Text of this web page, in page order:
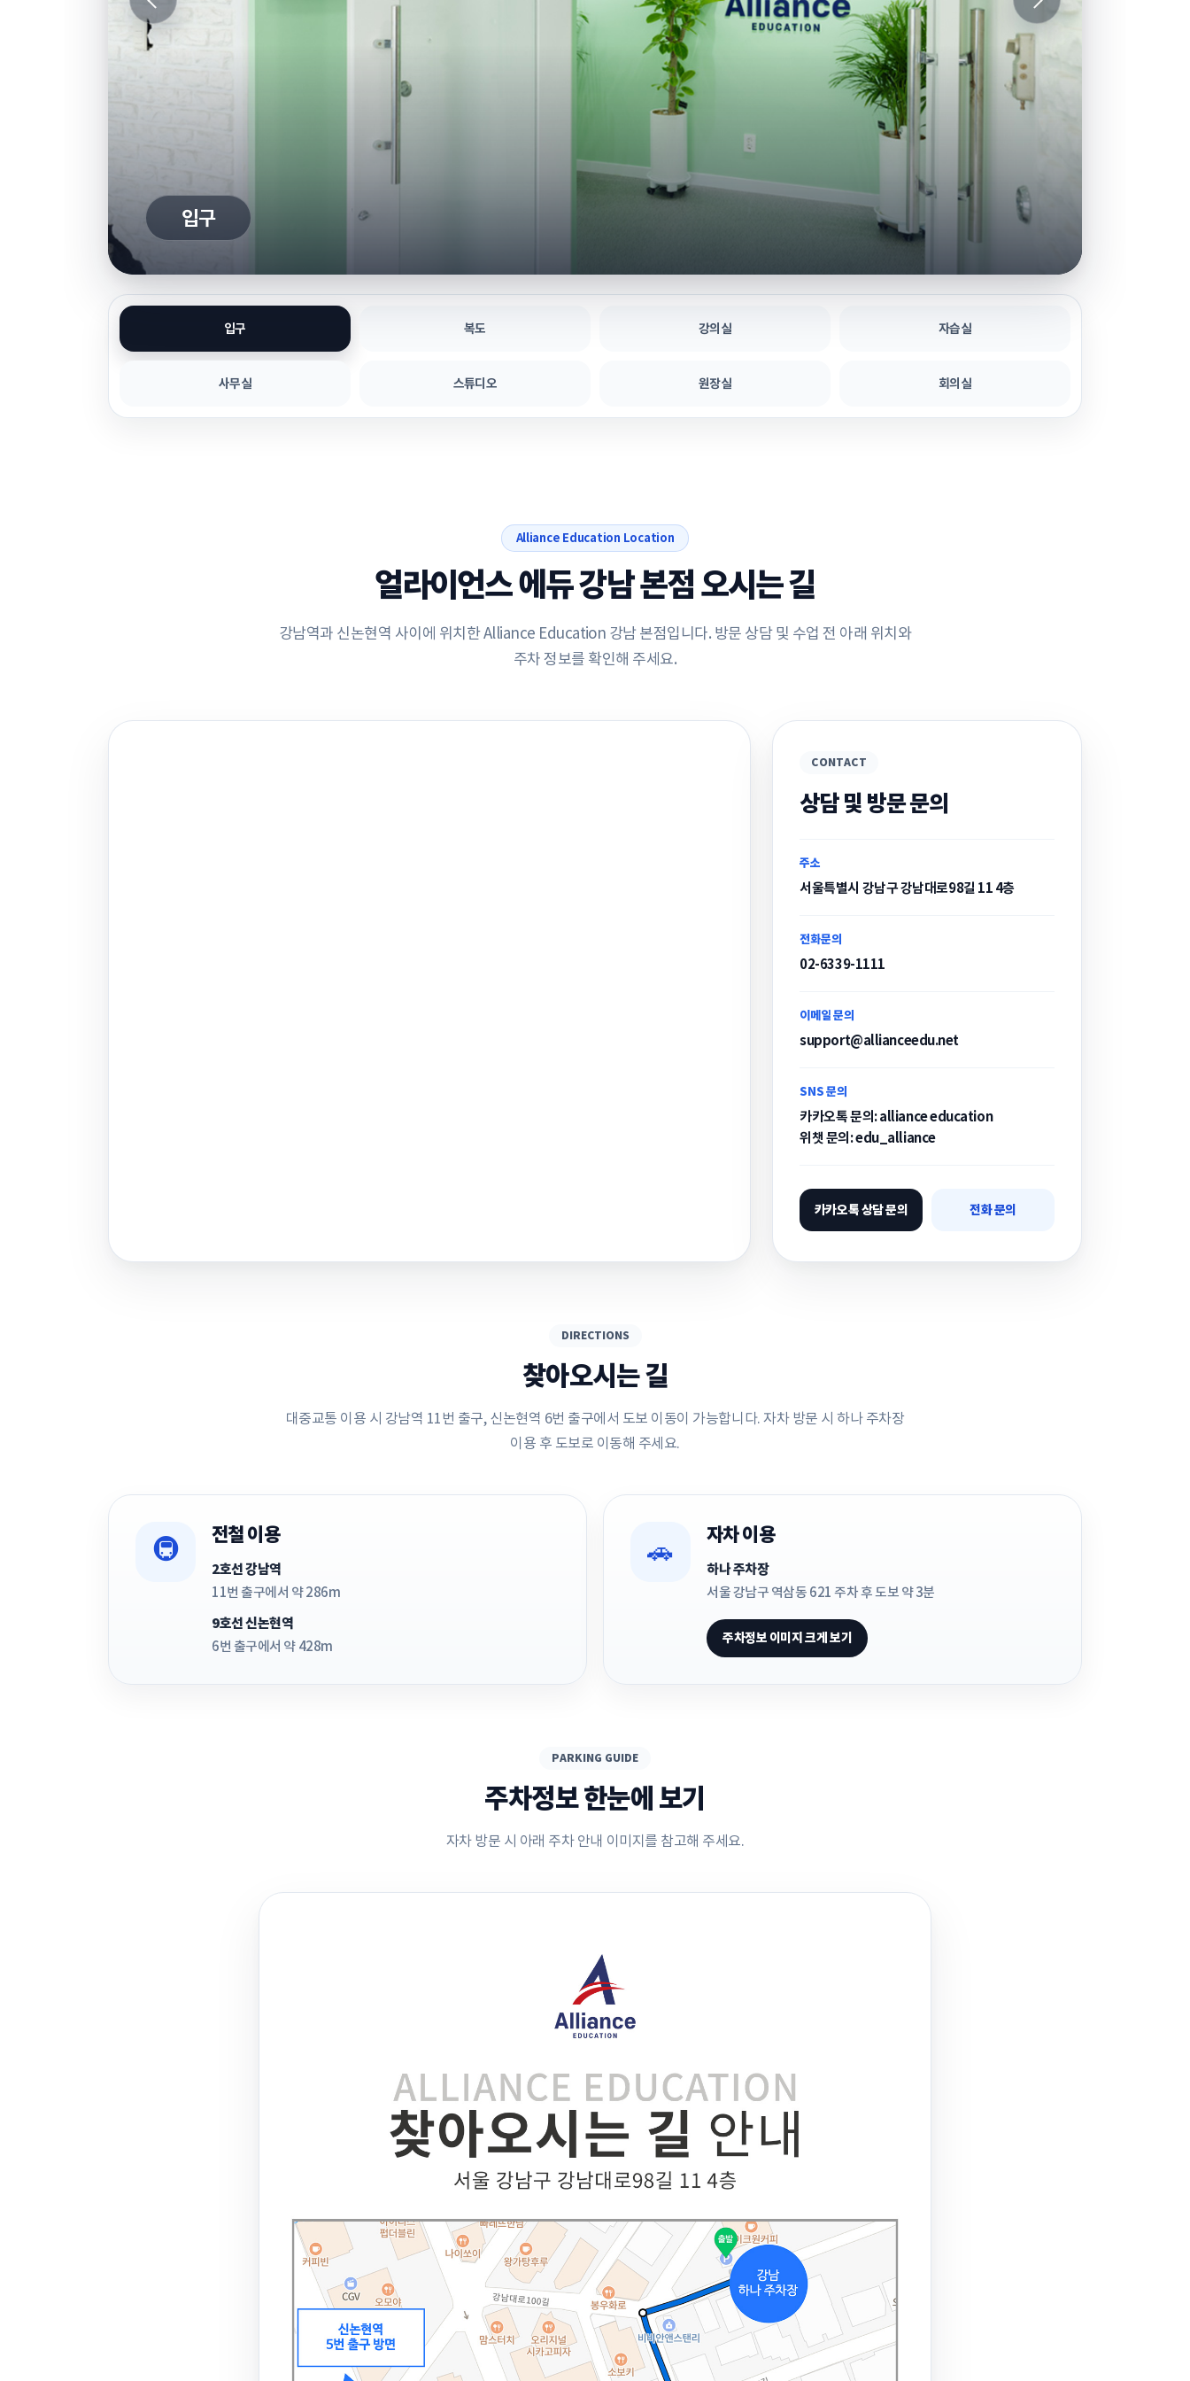
입구
입구 복도 강의실 자습실
사무실 스튜디오 원장실 회의실
Alliance Education Location
얼라이언스 에듀 강남 본점 오시는 길
강남역과 신논현역 사이에 위치한 Alliance Education 강남 본점입니다. 방문 상담 및 수업 전 아래 위치와
주차 정보를 확인해 주세요.
CONTACT
상담 및 방문 문의
주소
서울특별시 강남구 강남대로98길 11 4층
전화문의
02-6339-1111
이메일 문의
support@allianceedu.net
SNS 문의
카카오톡 문의: alliance education
위챗 문의: edu_alliance
카카오톡 상담 문의 전화 문의
DIRECTIONS
찾아오시는 길
대중교통 이용 시 강남역 11번 출구, 신논현역 6번 출구에서 도보 이동이 가능합니다. 자차 방문 시 하나 주차장
이용 후 도보로 이동해 주세요.
🚇 전철 이용
2호선 강남역
11번 출구에서 약 286m
9호선 신논현역
6번 출구에서 약 428m
🚗
자차 이용
하나 주차장
서울 강남구 역삼동 621 주차 후 도보 약 3분
주차정보 이미지 크게 보기
PARKING GUIDE
주차정보 한눈에 보기
자차 방문 시 아래 주차 안내 이미지를 참고해 주세요.